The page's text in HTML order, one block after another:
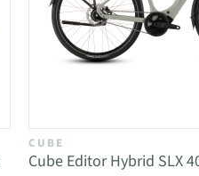
CUBE
Cube Editor Hybrid SLX